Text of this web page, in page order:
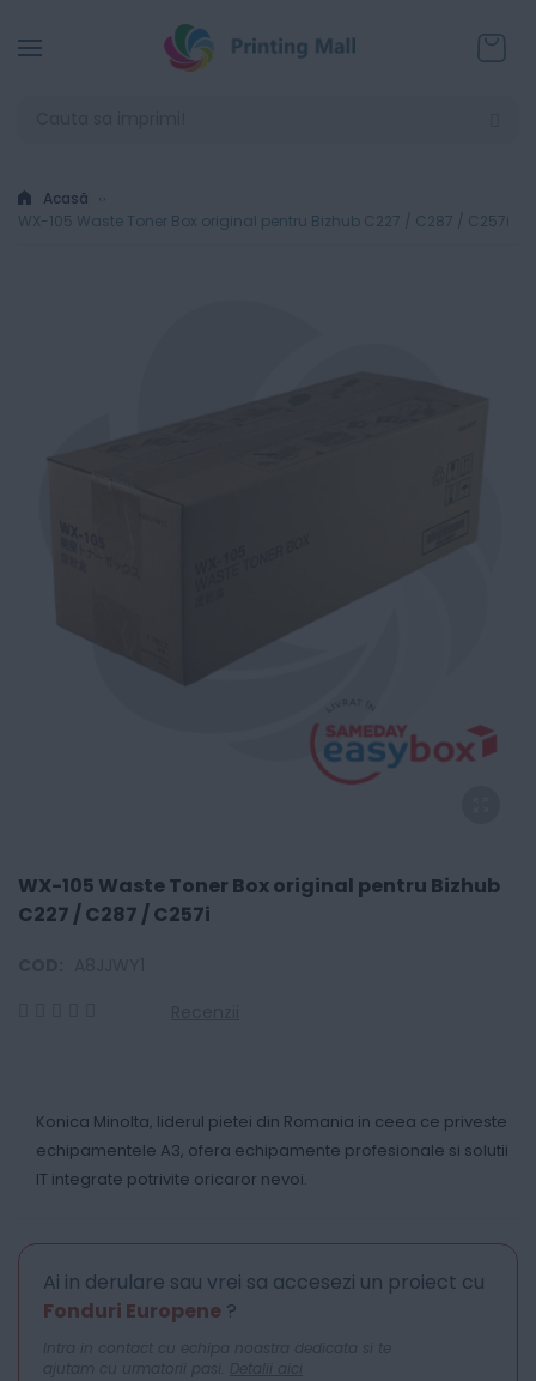
Acasă
WX-105 Waste Toner Box original pentru Bizhub C227 / C287 / C257i
WX-105 Waste Toner Box original pentru Bizhub
C227 / C287 / C257i
Konica Minolta, liderul pietei din Romania in ceea ce priveste
echipamentele A3, ofera echipamente profesionale si solutii
IT integrate potrivite oricaror nevoi.
Ai in derulare sau vrei sa accesezi un proiect cu
Fonduri Europene ?
Intra in contact cu echipa noastra dedicata si te
ajutam cu urmatorii pasi. Detalii aici